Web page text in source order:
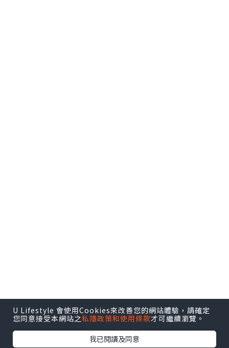
U Lifestyle 會使用Cookies來改善您的網站體驗，請確定
您同意接受本網站之私隱政策和使用條款才可繼續瀏覽。
我已閱讀及同意